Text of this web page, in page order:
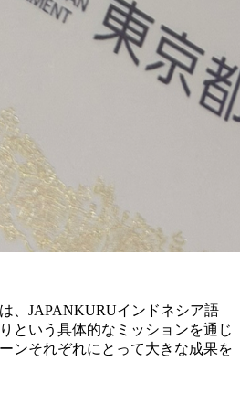
、JAPANKURUインドネシア語
という具体的なミッションを通じ
ンそれぞれにとって大きな成果を